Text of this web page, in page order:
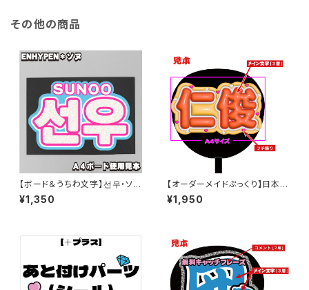
その他の商品
【ボード＆うちわ文字】선우・ソヌ
② 即納 【ENHYPEN】
¥1,350
【オーダーメイドぷっくり】日本語
中国語 専用【ボード&うちわ文
字】
¥1,950